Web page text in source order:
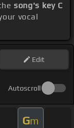
song's key C
vocal
Edit
Autoscroll
Gm